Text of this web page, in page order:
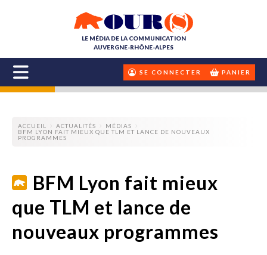
LE MÉDIA DE LA COMMUNICATION
AUVERGNE-RHÔNE-ALPES
SE CONNECTER PANIER
ACCUEIL ACTUALITÉS
MÉDIAS
BFM LYON FAIT MIEUX QUE TLM ET LANCE DE NOUVEAUX
PROGRAMMES
BFM Lyon fait mieux
que TLM et lance de
nouveaux programmes